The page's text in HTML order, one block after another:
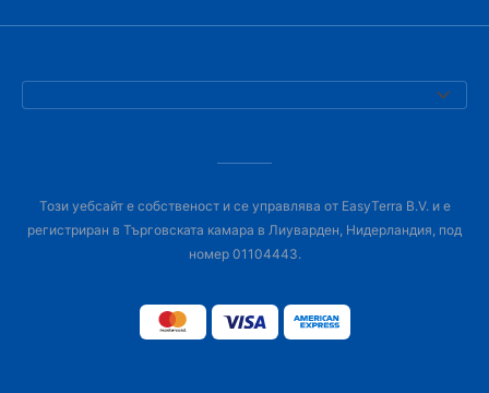
Този уебсайт е собственост и се управлява от EasyTerra B.V. и е
регистриран в Търговската камара в Лиуварден, Нидерландия, под
номер 01104443.